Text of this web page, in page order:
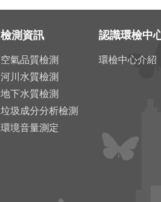
檢測資訊
空氣品質檢測
河川水質檢測
地下水質檢測
垃圾成分分析檢測
環境音量測定
認識環檢中
環檢中心介紹